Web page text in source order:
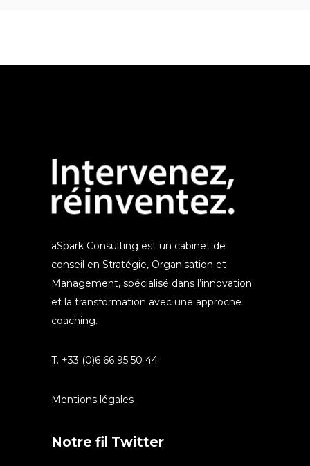
aSpark Consulting est un cabinet de
conseil en Stratégie, Organisation et
Management, spécialisé dans l’innovation
et la transformation avec une approche
coaching.
T. +33 (0)6 66 95 50 44
Mentions légales
Notre fil Twitter